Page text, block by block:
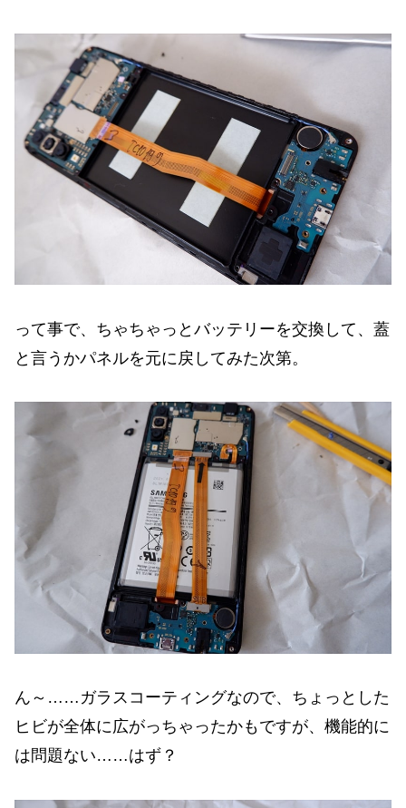
って事で、ちゃちゃっとバッテリーを交換して、蓋
と言うかパネルを元に戻してみた次第。
ん～……ガラスコーティングなので、ちょっとした
ヒビが全体に広がっちゃったかもですが、機能的に
は問題ない……はず？